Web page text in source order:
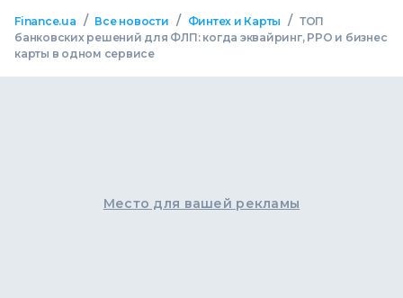
Finance.ua / Все новости / Финтех и Карты / ТОП
банковских решений для ФЛП: когда эквайринг, РРО и бизнес
карты в одном сервисе
Место для вашей рекламы